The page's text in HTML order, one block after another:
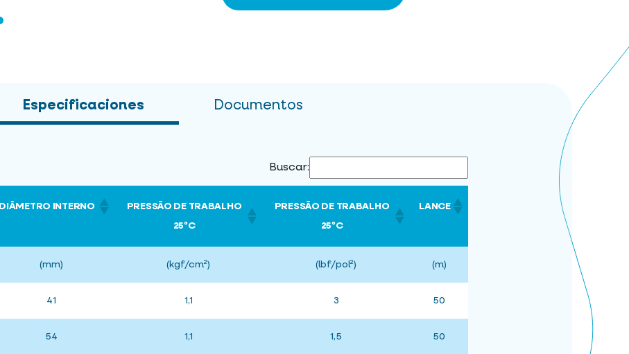
Especificaciones Documentos
Buscar:
DIÂMETRO INTERNO
PRESSÃO DE TRABALHO
25ºC
PRESSÃO DE TRABALHO
25ºC
LANCE
(mm) (kgf/cm²) (lbf/pol²) (m)
41 1,1 3 50
54 1,1 1,5 50